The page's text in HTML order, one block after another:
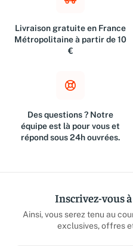
Livraison gratuite en France
Métropolitaine à partir de 10
€
Des questions ? Notre
équipe est là pour vous et
répond sous 24h ouvrées.
Inscrivez-vous
Ainsi, vous serez tenu au
exclusives, offres